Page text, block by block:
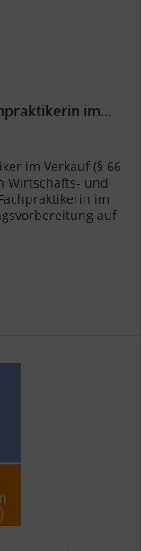
im...
im Verkauf (§ 66
Wirtschafts- und
im
auf